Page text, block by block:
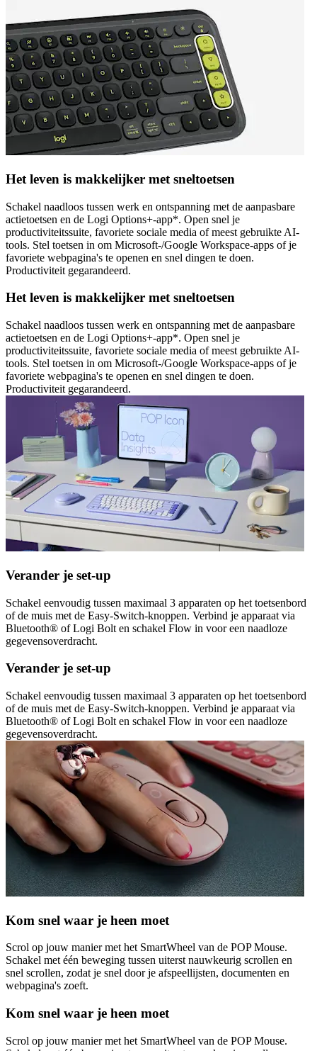
Het leven is makkelijker met sneltoetsen
Schakel naadloos tussen werk en ontspanning met de aanpasbare
actietoetsen en de Logi Options+-app*. Open snel je
productiviteitssuite, favoriete sociale media of meest gebruikte AI-
tools. Stel toetsen in om Microsoft-/Google Workspace-apps of je
favoriete webpagina's te openen en snel dingen te doen.
Productiviteit gegarandeerd.
Het leven is makkelijker met sneltoetsen
Schakel naadloos tussen werk en ontspanning met de aanpasbare
actietoetsen en de Logi Options+-app*. Open snel je
productiviteitssuite, favoriete sociale media of meest gebruikte AI-
tools. Stel toetsen in om Microsoft-/Google Workspace-apps of je
favoriete webpagina's te openen en snel dingen te doen.
Productiviteit gegarandeerd.
Verander je set-up
Schakel eenvoudig tussen maximaal 3 apparaten op het toetsenbord
of de muis met de Easy-Switch-knoppen. Verbind je apparaat via
Bluetooth® of Logi Bolt en schakel Flow in voor een naadloze
gegevensoverdracht.
Verander je set-up
Schakel eenvoudig tussen maximaal 3 apparaten op het toetsenbord
of de muis met de Easy-Switch-knoppen. Verbind je apparaat via
Bluetooth® of Logi Bolt en schakel Flow in voor een naadloze
gegevensoverdracht.
Kom snel waar je heen moet
Scrol op jouw manier met het SmartWheel van de POP Mouse.
Schakel met één beweging tussen uiterst nauwkeurig scrollen en
snel scrollen, zodat je snel door je afspeellijsten, documenten en
webpagina's zoeft.
Kom snel waar je heen moet
Scrol op jouw manier met het SmartWheel van de POP Mouse.